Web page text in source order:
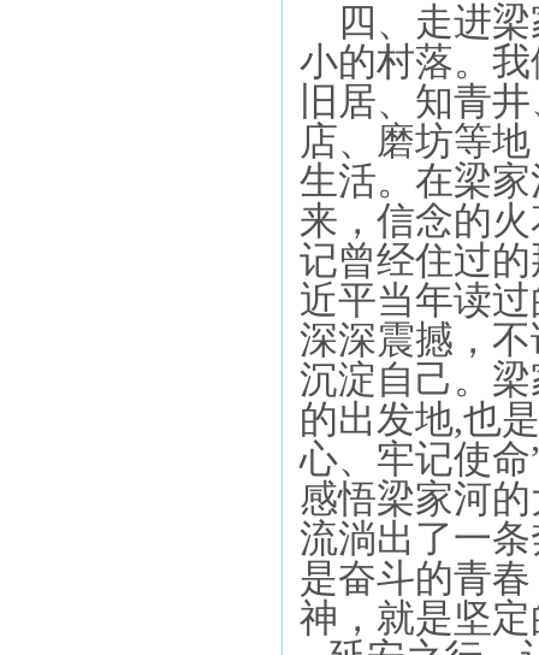
四、走进
小的村落。
旧居、知青
店、磨坊等
生活。 在梁
来，信念的
记曾经住过
近平当年读
深深震撼，
沉淀自己。
的出发地,也
心、牢记使
感悟梁家河
流淌出了一
是奋斗的青
神， 就是坚定